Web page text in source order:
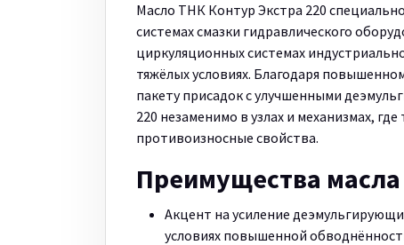
Масло ТНК Контур Экстра 220
системах смазки гидравлического
циркуляционных системах
тяжёлых условиях. Благодаря
пакету присадок с улучшенными
220 незаменимо в узлах и механизмах,
противоизносные свойства.
Преимущества масла
Акцент на усиление
условиях повышенной